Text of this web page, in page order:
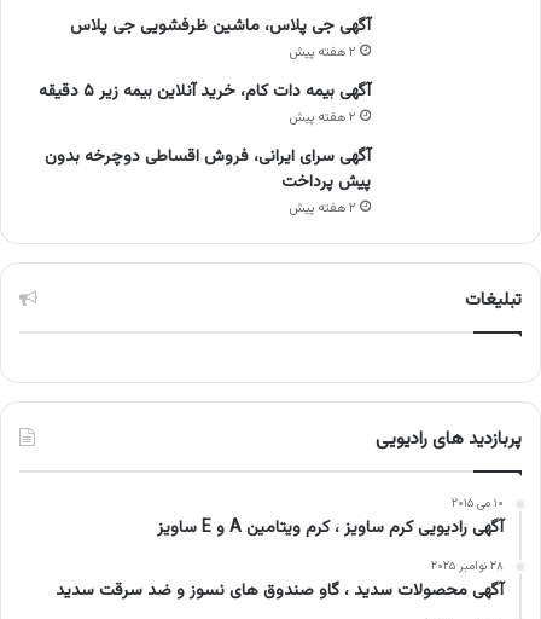
آگهی جی پلاس، ماشین ظرفشویی جی پلاس
۲ هفته پیش
آگهی بیمه دات کام، خرید آنلاین بیمه زیر ۵ دقیقه
۲ هفته پیش
آگهی سرای ایرانی، فروش اقساطی دوچرخه بدون
پیش پرداخت
۲ هفته پیش
تبلیغات
پربازدید های رادیویی
۱۰ می ۲۰۱۵
آگهی رادیویی کرم ساویز ، کرم ویتامین A و E ساویز
۲۸ نوامبر ۲۰۲۵
آگهی محصولات سدید ، گاو صندوق های نسوز و ضد سرقت سدید